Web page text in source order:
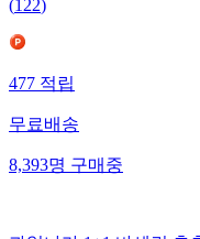
(122)
477적립
무료배송
8,393명구매중